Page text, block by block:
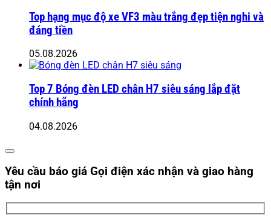
Top hạng mục độ xe VF3 màu trắng đẹp tiện nghi và
đáng tiền
05.08.2026
Top 7 Bóng đèn LED chân H7 siêu sáng lắp đặt
chính hãng
04.08.2026
Yêu cầu báo giá Gọi điện xác nhận và giao hàng
tận nơi